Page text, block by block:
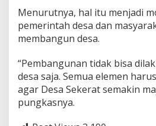
Menurutnya, hal itu menjadi
pemerintah desa dan
membangun desa.
“Pembangunan tidak bisa
desa saja. Semua elemen
agar Desa Sekerat semakin
pungkasnya.